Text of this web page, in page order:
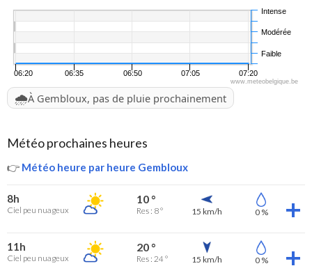
06:20 06:35 06:50 07:05 07:20
Faible
Modérée
Intense
www.meteobelgique.be
🌧️À Gembloux, pas de pluie prochainement
Météo prochaines heures
👉 Météo heure par heure Gembloux
8h
Ciel peu nuageux
10 °
Res : 8 ° 15 km/h 0 %
11h
Ciel peu nuageux
20 °
Res : 24 ° 15 km/h 0 %